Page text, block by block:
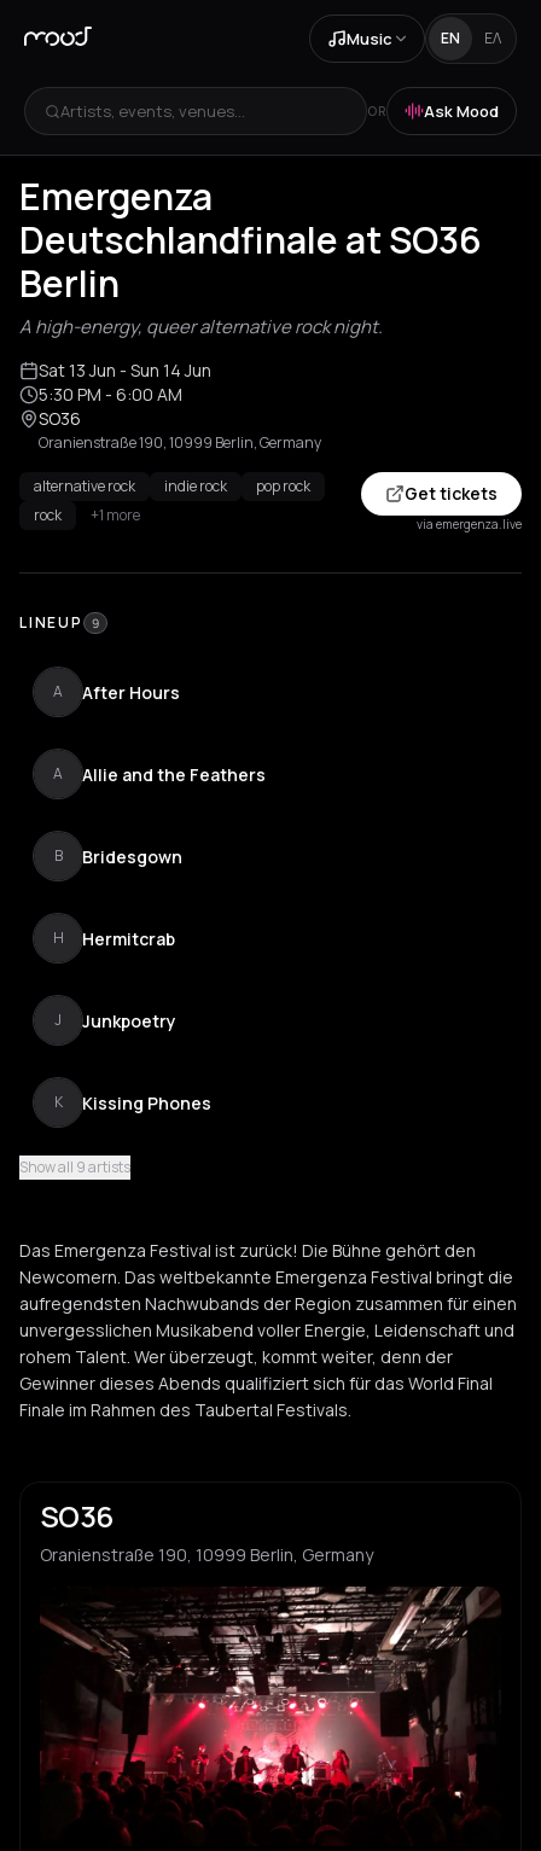
Music EN ΕΛ
Artists, events, venues... OR Ask Mood
Emergenza
Deutschlandfinale at SO36
Berlin
A high-energy, queer alternative rock night.
Sat 13 Jun - Sun 14 Jun
5:30 PM - 6:00 AM
SO36
Oranienstraße 190, 10999 Berlin, Germany
alternative rock indie rock
pop rock
rock
+1 more
Get tickets
via emergenza.live
LINEUP 9
A After Hours
A Allie and the Feathers
B Bridesgown
H Hermitcrab
J Junkpoetry
K Kissing Phones
M Megawatt
P Palmira Furman
Show all 9 artists
Das Emergenza Festival ist zurück! Die Bühne gehört den
Newcomern. Das weltbekannte Emergenza Festival bringt die
aufregendsten Nachwubands der Region zusammen für einen
unvergesslichen Musikabend voller Energie, Leidenschaft und
rohem Talent. Wer überzeugt, kommt weiter, denn der
Gewinner dieses Abends qualifiziert sich für das World Final
Finale im Rahmen des Taubertal Festivals.
SO36
Oranienstraße 190, 10999 Berlin, Germany